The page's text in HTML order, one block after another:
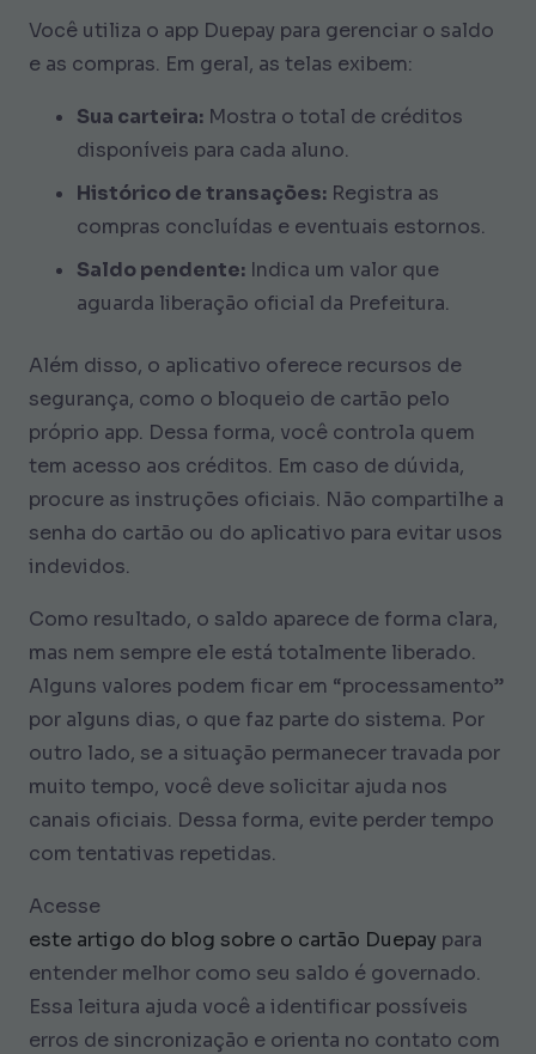
Você utiliza o app Duepay para gerenciar o saldo
e as compras. Em geral, as telas exibem:
Sua carteira: Mostra o total de créditos
disponíveis para cada aluno.
Histórico de transações: Registra as
compras concluídas e eventuais estornos.
Saldo pendente: Indica um valor que
aguarda liberação oficial da Prefeitura.
Além disso, o aplicativo oferece recursos de
segurança, como o bloqueio de cartão pelo
próprio app. Dessa forma, você controla quem
tem acesso aos créditos. Em caso de dúvida,
procure as instruções oficiais. Não compartilhe a
senha do cartão ou do aplicativo para evitar usos
indevidos.
Como resultado, o saldo aparece de forma clara,
mas nem sempre ele está totalmente liberado.
Alguns valores podem ficar em “processamento”
por alguns dias, o que faz parte do sistema. Por
outro lado, se a situação permanecer travada por
muito tempo, você deve solicitar ajuda nos
canais oficiais. Dessa forma, evite perder tempo
com tentativas repetidas.
Acesse
este artigo do blog sobre o cartão Duepay para
entender melhor como seu saldo é governado.
Essa leitura ajuda você a identificar possíveis
erros de sincronização e orienta no contato com